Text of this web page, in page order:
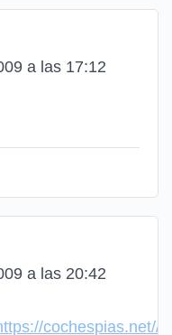
a las 17:12
a las 20:42
cochespias.net//